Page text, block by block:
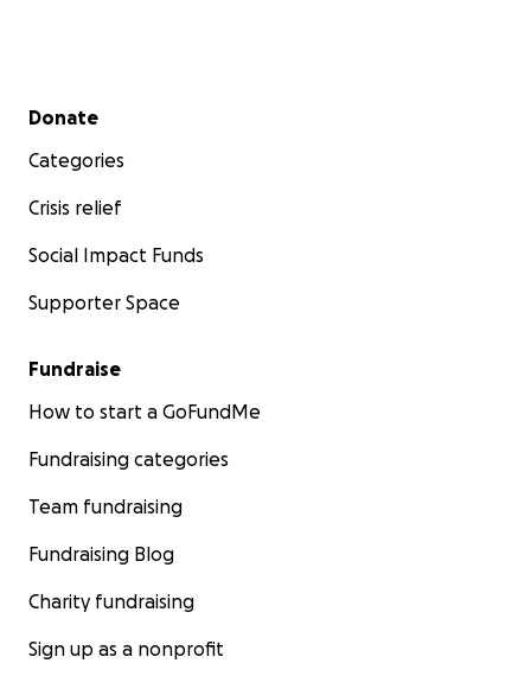
Secondary menu
Donate
Categories
Crisis relief
Social Impact Funds
Supporter Space
Fundraise
How to start a GoFundMe
Fundraising categories
Team fundraising
Fundraising Blog
Charity fundraising
Sign up as a nonprofit